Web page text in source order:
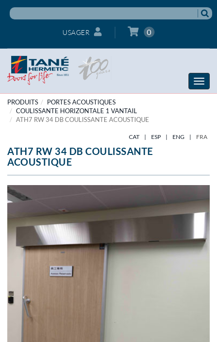
USAGER 0
Toggle
PRODUITS
PORTES ACOUSTIQUES
COULISSANTE HORIZONTALE 1 VANTAIL
ATH7 RW 34 DB COULISSANTE ACOUSTIQUE
CAT | ESP | ENG | FRA
ATH7 RW 34 DB COULISSANTE
ACOUSTIQUE